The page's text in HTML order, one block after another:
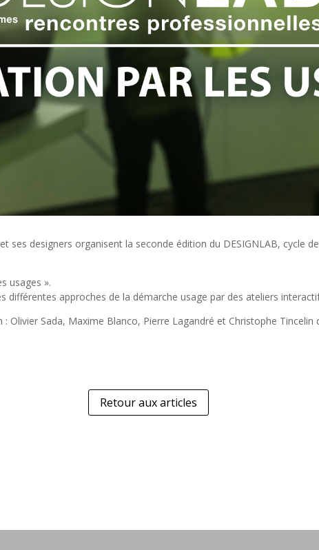
ses designers organisent la seconde édition du DESIGNLAB, cycle
usages ».
différentes approches de la démarche usage par des ateliers
Olivier Sada, Maxime Blanco, Pierre Lagandré et Christophe Tincelin
Retour aux articles